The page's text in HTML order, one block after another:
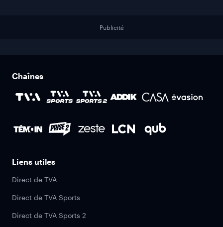
Publicité
Chaînes
Liens utiles
Direct de TVA
Direct de TVA Sports
Direct de TVA Sports 2